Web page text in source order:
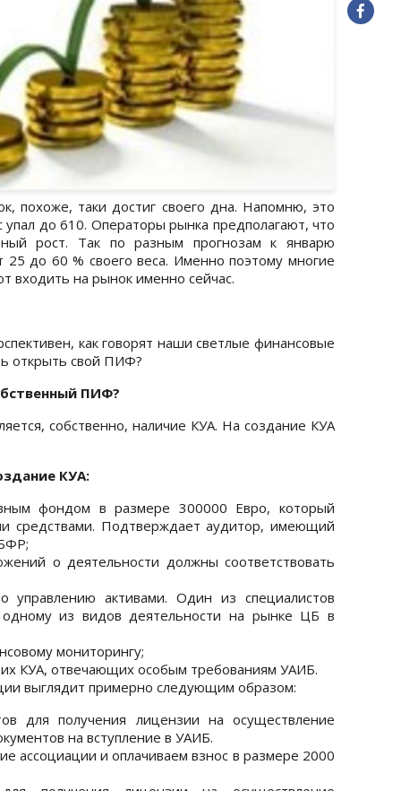
похоже, таки достиг своего дна. Напомню, это
до 610. Операторы рынка предполагают, что
рост. Так по разным прогнозам к январю
25 до 60 % своего веса. Именно поэтому многие
входить на рынок именно сейчас.
как говорят наши светлые финансовые
открыть свой ПИФ?
ПИФ?
собственно, наличие КУА. На создание КУА
КУА:
фондом в размере 300000 Евро, который
средствами. Подтверждает аудитор, имеющий
о деятельности должны соответствовать
управлению активами. Один из специалистов
из видов деятельности на рынке ЦБ в
мониторингу;
КУА, отвечающих особым требованиям УАИБ.
выглядит примерно следующим образом:
для получения лицензии на осуществление
на вступление в УАИБ.
ассоциации и оплачиваем взнос в размере 2000